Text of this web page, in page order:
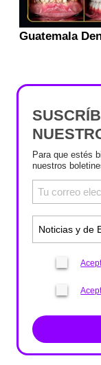
Para que estés
nuestros